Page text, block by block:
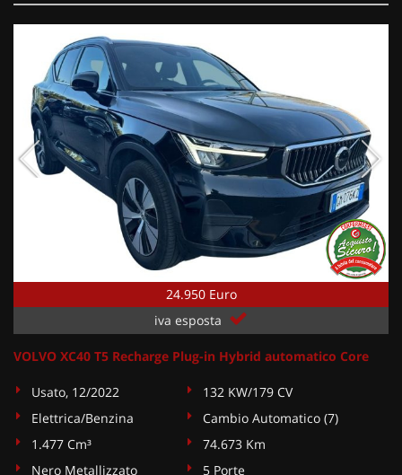
24.950 Euro
iva esposta
VOLVO XC40 T5 Recharge Plug-in Hybrid automatico Core
Usato, 12/2022
132 KW/179 CV
Elettrica/Benzina
Cambio Automatico (7)
1.477 Cm³
74.673 Km
Nero Metallizzato
5 Porte